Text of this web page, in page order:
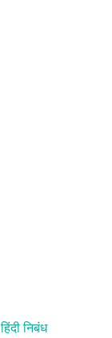
हिंदी निबंध